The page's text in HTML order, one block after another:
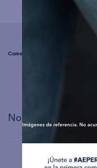
No hay comentarios.